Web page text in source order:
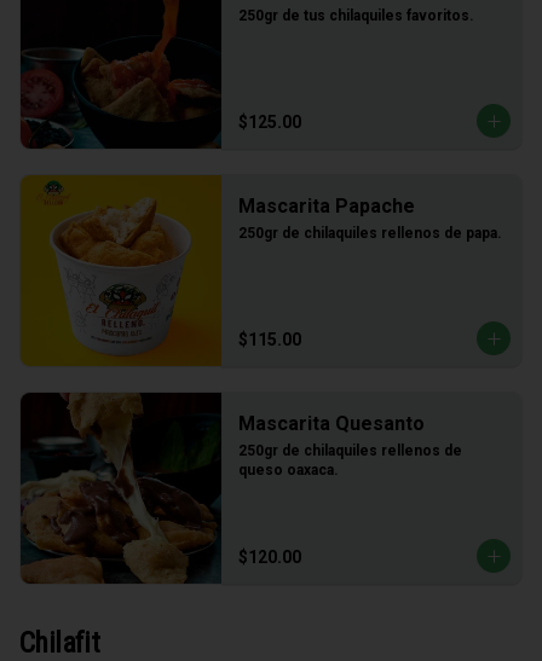
250gr de tus chilaquiles favoritos.
$125.00
Mascarita Papache
250gr de chilaquiles rellenos de papa.
$115.00
Mascarita Quesanto
250gr de chilaquiles rellenos de
queso oaxaca.
$120.00
Chilafit